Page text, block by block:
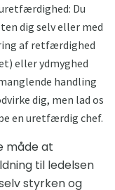
Du
dig selv eller med
af retfærdighed
eller ydmyghed
handling
dig, men lad os
en uretfærdig chef.
måde at
til ledelsen
styrken og